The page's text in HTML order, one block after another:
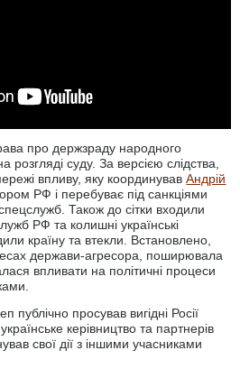
про держзраду народного
розгляді суду. За версією слідства,
впливу, яку координувавАндрій
РФ і перебуває під санкціями
Також до сітки входили
РФ та колишні українські
країну та втекли. Встановлено,
держави-агресора, поширювала
впливати на політичні процеси
публічно просував вигідні Росії
керівництво та партнерів
свої дії з іншими учасниками